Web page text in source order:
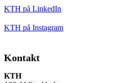
KTH på LinkedIn
KTH på Instagram
Kontakt
KTH